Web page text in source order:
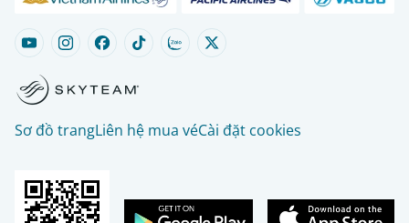
Sơ đồ trangLiên hệ mua véCài đặt cookies